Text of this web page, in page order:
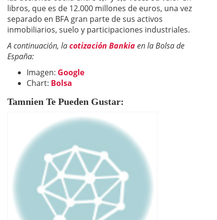
libros, que es de 12.000 millones de euros, una vez
separado en BFA gran parte de sus activos
inmobiliarios, suelo y participaciones industriales.
A continuación, lacotización Bankiaen la Bolsa de
España:
Imagen: Google
Chart: Bolsa
Tamnien Te Pueden Gustar: